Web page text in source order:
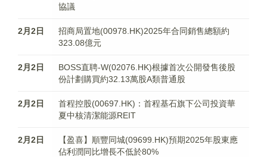
協議
2月2日
招商局置地(00978.HK)2025年​合同銷售總額約
323.08億元
2月2日
BOSS直聘-W(02076.HK)根據首次公開發售後股
份計劃購買約32.13萬股A類普通股
2月2日
首程控股(00697.HK)：首程基石旗下公司投資華
夏中核清潔能源REIT
2月2日
【盈喜】順豐同城(09699.HK)預期2025年股東應
佔利潤同比增長不低於80%